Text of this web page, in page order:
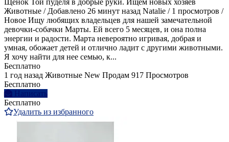
Щенок Той пуделя в добрые руки. Ищем новых хозяев
Животные / Добавлено 26 минут назад Natalie / 1 просмотров /
Новое Ищу любящих владельцев для нашей замечательной
девочки-собачки Марты. Ей всего 5 месяцев, и она полна
энергии и радости. Марта невероятно игривая, добрая и
умная, обожает детей и отлично ладит с другими животными.
Я хочу найти для нее семью, к...
Бесплатно
1 год назад Животные New Продам 917 Просмотров
Бесплатно
Написать
Бесплатно
Удалить из избранного